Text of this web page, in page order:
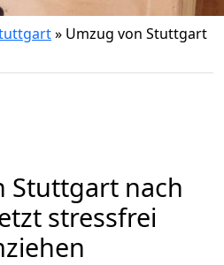
» Umzug von Stuttgart
Stuttgart nach
stressfrei